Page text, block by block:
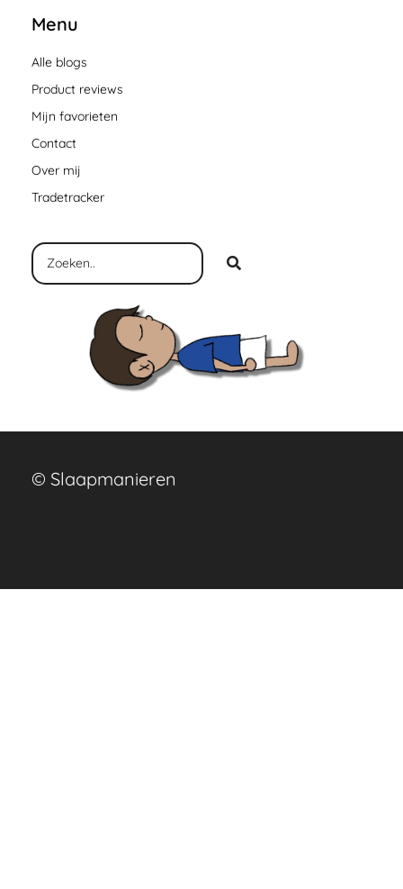
Menu
Alle blogs
Product reviews
Mijn favorieten
Contact
Over mij
Tradetracker
© Slaapmanieren